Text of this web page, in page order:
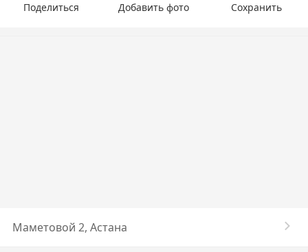
Поделиться Добавить фото Сохранить
Маметовой 2, Астана